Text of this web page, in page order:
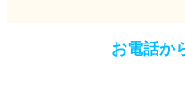
お電話か